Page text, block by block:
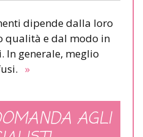
dipende dalla loro
qualità e dal modo in
In generale, meglio
»
AGLI